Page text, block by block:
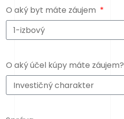
O aký byt máte záujem
O aký účel kúpy máte záujem?